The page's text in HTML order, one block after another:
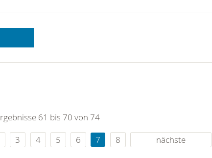
61 bis 70 von 74
3 4 5 6 7 8 nächste